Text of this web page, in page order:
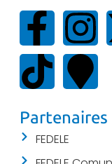
Partenaires
FEDELE